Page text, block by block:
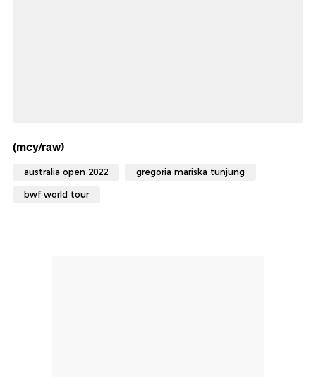
(mcy/raw)
australia open 2022 gregoria mariska tunjung
bwf world tour